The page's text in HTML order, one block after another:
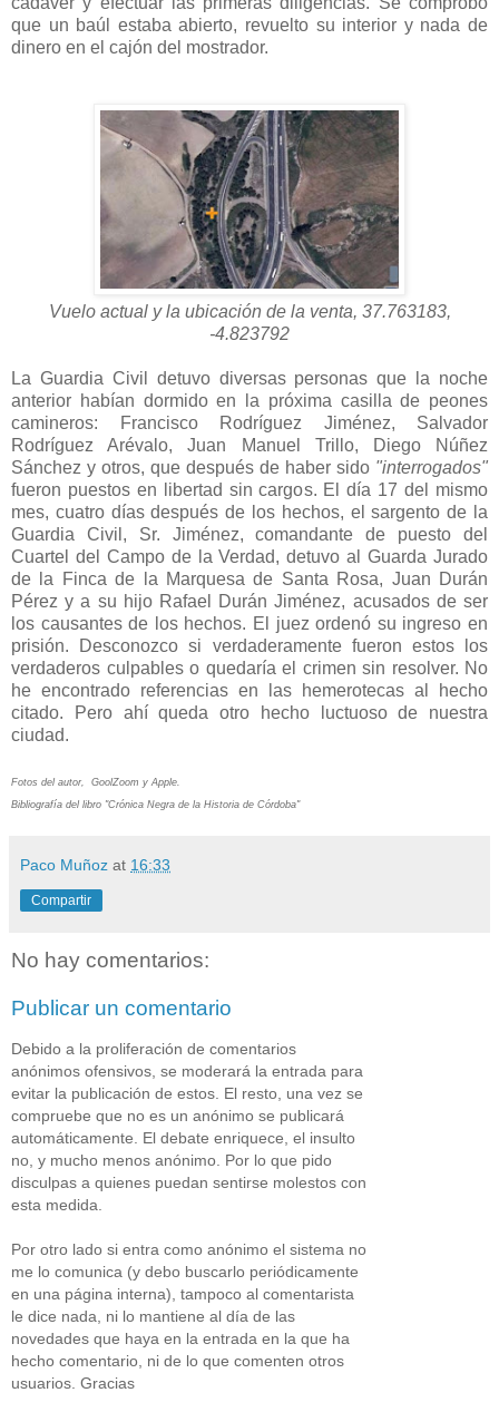
que un baúl estaba abierto, revuelto su interior y nada de
dinero en el cajón del mostrador.
Vuelo actual y la ubicación de la venta, 37.763183,
-4.823792
La Guardia Civil detuvo diversas personas que la noche
anterior habían dormido en la próxima casilla de peones
camineros: Francisco Rodríguez Jiménez, Salvador
Rodríguez Arévalo, Juan Manuel Trillo, Diego Núñez
Sánchez y otros, que después de haber sido "interrogados"
fueron puestos en libertad sin cargos. El día 17 del mismo
mes, cuatro días después de los hechos, el sargento de la
Guardia Civil, Sr. Jiménez, comandante de puesto del
Cuartel del Campo de la Verdad, detuvo al Guarda Jurado
de la Finca de la Marquesa de Santa Rosa, Juan Durán
Pérez y a su hijo Rafael Durán Jiménez, acusados de ser
los causantes de los hechos. El juez ordenó su ingreso en
prisión. Desconozco si verdaderamente fueron estos los
verdaderos culpables o quedaría el crimen sin resolver. No
he encontrado referencias en las hemerotecas al hecho
citado. Pero ahí queda otro hecho luctuoso de nuestra
ciudad.
Fotos del autor, GoolZoom y Apple.
Bibliografía del libro "Crónica Negra de la Historia de Córdoba"
Paco Muñoz at 16:33
Compartir
No hay comentarios:
Publicar un comentario
Debido a la proliferación de comentarios
anónimos ofensivos, se moderará la entrada para
evitar la publicación de estos. El resto, una vez se
compruebe que no es un anónimo se publicará
automáticamente. El debate enriquece, el insulto
no, y mucho menos anónimo. Por lo que pido
disculpas a quienes puedan sentirse molestos con
esta medida.
Por otro lado si entra como anónimo el sistema no
me lo comunica (y debo buscarlo periódicamente
en una página interna), tampoco al comentarista
le dice nada, ni lo mantiene al día de las
novedades que haya en la entrada en la que ha
hecho comentario, ni de lo que comenten otros
usuarios. Gracias